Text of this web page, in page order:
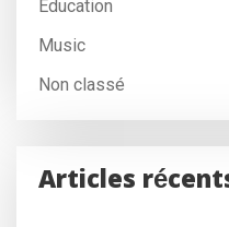
Education
Music
Non classé
Articles